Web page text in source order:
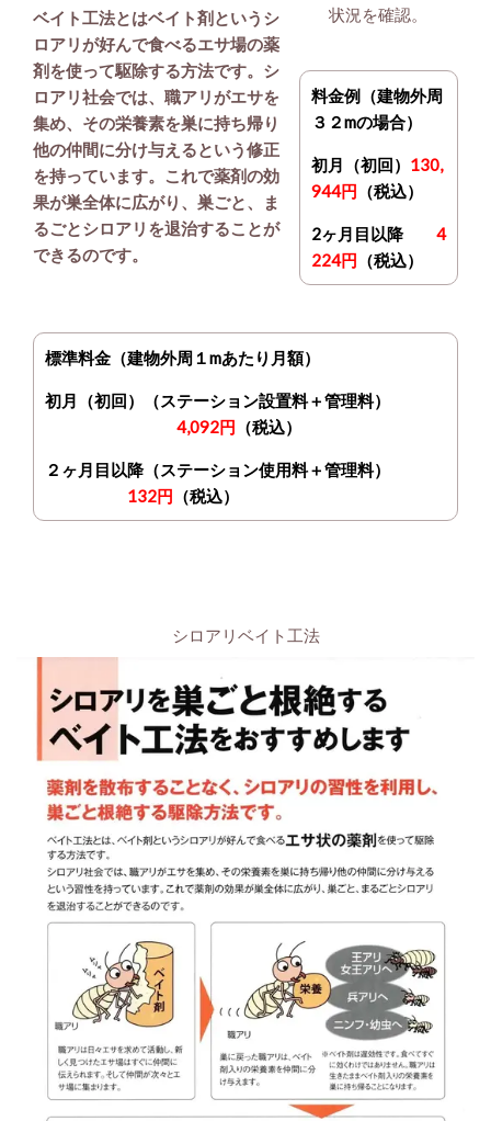
状況を確認。
料金例（建物外周
３２mの場合）
初月（初回） 130,
944円
（税込）
2ヶ月目以降
4
224円
（税込）
ベイト工法とはベイト剤というシ
ロアリが好んで食べるエサ場の薬
剤を使って駆除する方法です。シ
ロアリ社会では、職アリがエサを
集め、その栄養素を巣に持ち帰り
他の仲間に分け与えるという修正
を持っています。これで薬剤の効
果が巣全体に広がり、巣ごと、ま
るごとシロアリを退治することが
できるのです。
標準料金（建物外周１mあたり月額）
初月（初回）（ステーション設置料＋管理料）
4,092円 （税込）
２ヶ月目以降（ステーション使用料＋管理料）
132円 （税込）
シロアリベイト工法